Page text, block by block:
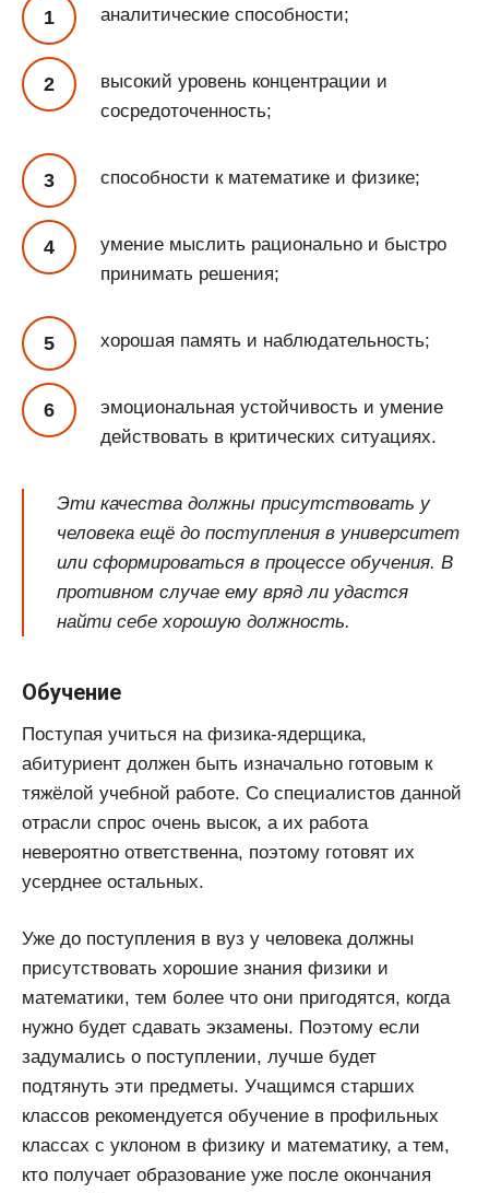
аналитические способности;
высокий уровень концентрации и
сосредоточенность;
способности к математике и физике;
умение мыслить рационально и быстро
принимать решения;
хорошая память и наблюдательность;
эмоциональная устойчивость и умение
действовать в критических ситуациях.
Эти качества должны присутствовать у
человека ещё до поступления в университет
или сформироваться в процессе обучения. В
противном случае ему вряд ли удастся
найти себе хорошую должность.
Обучение
Поступая учиться на физика-ядерщика,
абитуриент должен быть изначально готовым к
тяжёлой учебной работе. Со специалистов данной
отрасли спрос очень высок, а их работа
невероятно ответственна, поэтому готовят их
усерднее остальных.
Уже до поступления в вуз у человека должны
присутствовать хорошие знания физики и
математики, тем более что они пригодятся, когда
нужно будет сдавать экзамены. Поэтому если
задумались о поступлении, лучше будет
подтянуть эти предметы. Учащимся старших
классов рекомендуется обучение в профильных
классах с уклоном в физику и математику, а тем,
кто получает образование уже после окончания